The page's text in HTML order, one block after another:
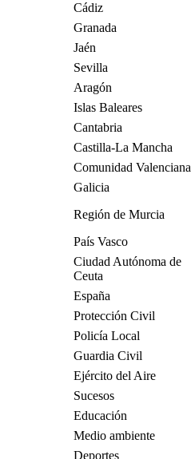
Cádiz
Granada
Jaén
Sevilla
Aragón
Islas Baleares
Cantabria
Castilla-La Mancha
Comunidad Valenciana
Galicia
Región de Murcia
País Vasco
Ciudad Autónoma de
Ceuta
España
Protección Civil
Policía Local
Guardia Civil
Ejército del Aire
Sucesos
Educación
Medio ambiente
Deportes